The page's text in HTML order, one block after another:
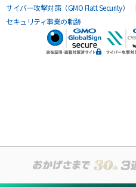
サイバー攻撃対策（GMO Flatt Security）
セキュリティ事業の軌跡